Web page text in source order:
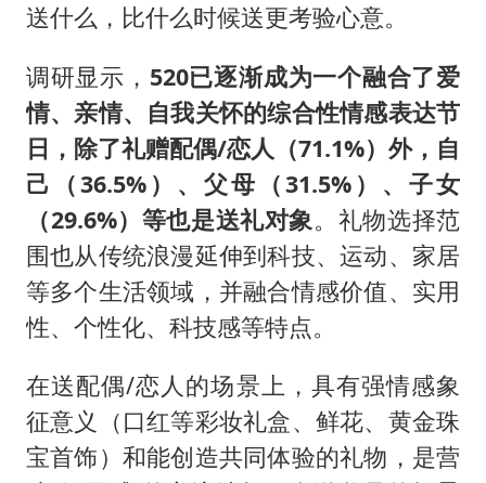
送什么，比什么时候送更考验心意。
调研显示， 520已逐渐成为一个融合了爱
情、亲情、自我关怀的综合性情感表达节
日，除了礼赠配偶/恋人（71.1%）外，自
己（36.5%）、父母（31.5%）、子女
（29.6%）等也是送礼对象。礼物选择范
围也从传统浪漫延伸到科技、运动、家居
等多个生活领域，并融合情感价值、实用
性、个性化、科技感等特点。
在送配偶/恋人的场景上，具有强情感象
征意义（口红等彩妆礼盒、鲜花、黄金珠
宝首饰）和能创造共同体验的礼物，是营